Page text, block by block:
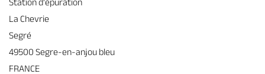
Station d'épuration
La Chevrie
Segré
49500 Segre-en-anjou bleu
FRANCE